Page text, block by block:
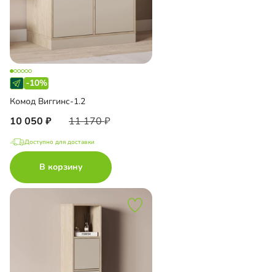
-10%
Комод Виггинс-1.2
10 050 11 170
Доступно для доставки
В корзину